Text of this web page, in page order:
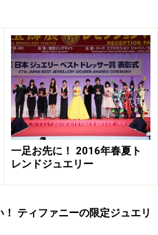
一足お先に！ 2016年春夏ト
レンドジュエリー
ティファニーの限定ジュエリ